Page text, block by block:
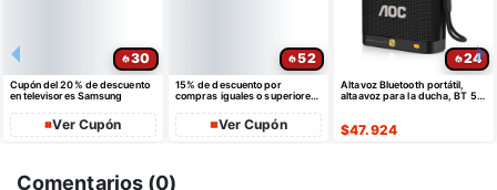
30
Cupón del 20% de descuento
en televisores Samsung
Ver Cupón
52
15% de descuento por
compras iguales o superiores
de dto
Ver Cupón
24
Altavoz Bluetooth portátil,
altaavoz para la ducha, BT 5.4
$47.924
Comentarios (0)